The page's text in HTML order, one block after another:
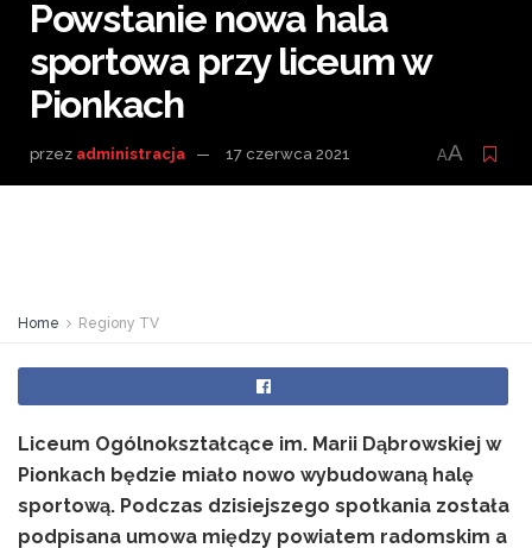
Powstanie nowa hala
sportowa przy liceum w
Pionkach
przez administracja 17 czerwca 2021 AA
Home Regiony TV
Liceum Ogólnokształcące im. Marii Dąbrowskiej w
Pionkach będzie miało nowo wybudowaną halę
sportową. Podczas dzisiejszego spotkania została
podpisana umowa między powiatem radomskim a